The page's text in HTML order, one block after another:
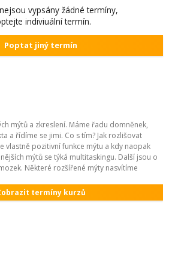
vypsány žádné termíny,
indiviuální termín.
Poptat jiný termín
mýtů a zkreslení. Máme řadu domněnek,
a řídíme se jimi. Co s tím? Jak rozlišovat
vlastně pozitivní funkce mýtu a kdy naopak
mýtů se týká multitaskingu. Další jsou o
Některé rozšířené mýty nasvítíme
termíny kurzů